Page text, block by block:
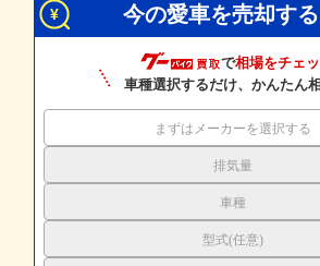
今の愛車を売却す
で相場をチェッ
車種選択するだけ、かんたん
まずはメーカーを選択する
排気量
車種
型式(任意)